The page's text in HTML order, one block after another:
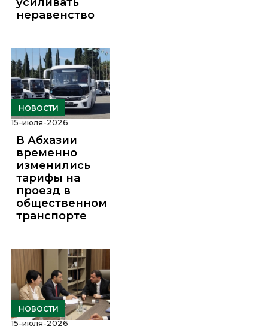
неравенство
НОВОСТИ
15-июля-2026
В Абхазии
временно
изменились
тарифы на
проезд в
общественном
транспорте
НОВОСТИ
15-июля-2026